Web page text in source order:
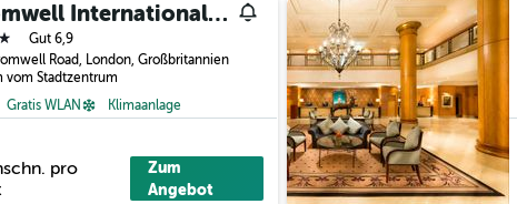
Cromwell International Hotel
Gut 6,9
Road, London, Großbritannien
vom Stadtzentrum
Gratis WLAN
Klimaanlage
pro
Zum
Angebot